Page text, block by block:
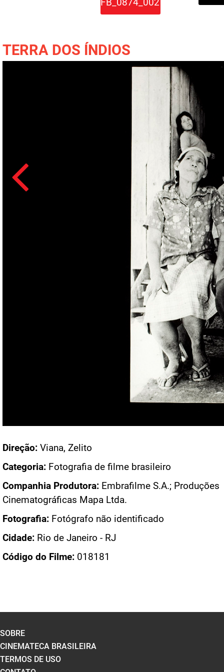
FB_0874_002
TERRA DOS ÍNDIOS
Direção: Viana, Zelito
Categoria: Fotografia de filme brasileiro
Companhia Produtora: Embrafilme S.A.; Produções
Cinematográficas Mapa Ltda.
Fotografia: Fotógrafo não identificado
Cidade: Rio de Janeiro - RJ
Código do Filme: 018181
SOBRE
CINEMATECA BRASILEIRA
TERMOS DE USO